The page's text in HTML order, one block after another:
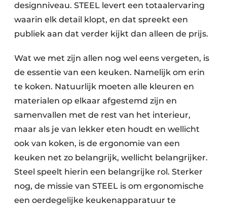
designniveau. STEEL levert een totaalervaring
waarin elk detail klopt, en dat spreekt een
publiek aan dat verder kijkt dan alleen de prijs.
Wat we met zijn allen nog wel eens vergeten, is
de essentie van een keuken. Namelijk om erin
te koken. Natuurlijk moeten alle kleuren en
materialen op elkaar afgestemd zijn en
samenvallen met de rest van het interieur,
maar als je van lekker eten houdt en wellicht
ook van koken, is de ergonomie van een
keuken net zo belangrijk, wellicht belangrijker.
Steel speelt hierin een belangrijke rol. Sterker
nog, de missie van STEEL is om ergonomische
een oerdegelijke keukenapparatuur te